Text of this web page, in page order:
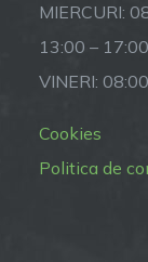
MIERCURI:
13:00 – 17:00
VINERI:
Cookies
Politica de